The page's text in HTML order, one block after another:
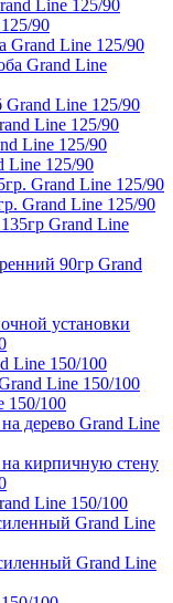
Line 125/90
90
Grand Line 125/90
Grand Line
Grand Line 125/90
Line 125/90
Line 125/90
Line 125/90
Grand Line 125/90
Grand Line 125/90
Grand Line
90гр Grand
установки
Line 150/100
Line 150/100
150/100
дерево Grand Line
кирпичную стену
Line 150/100
Grand Line
Grand Line